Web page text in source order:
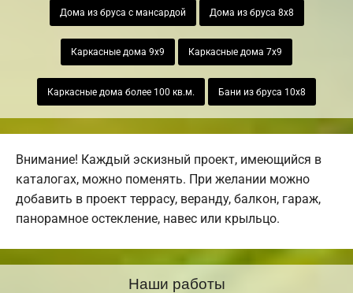
Дома из бруса с мансардой Дома из бруса 8х8
Каркасные дома 9х9 Каркасные дома 7х9
Каркасные дома более 100 кв.м. Бани из бруса 10х8
Внимание! Каждый эскизный проект, имеющийся в
каталогах, можно поменять. При желании можно
добавить в проект террасу, веранду, балкон, гараж,
панорамное остекление, навес или крыльцо.
Наши работы